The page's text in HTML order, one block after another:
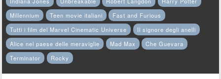
Millennium
Teen movie italiani
Fast and Furious
Tutti i film del Marvel Cinematic Universe
Il signore degli anelli
Alice nel paese delle meraviglie
Mad Max
Che Guevara
Terminator
Rocky